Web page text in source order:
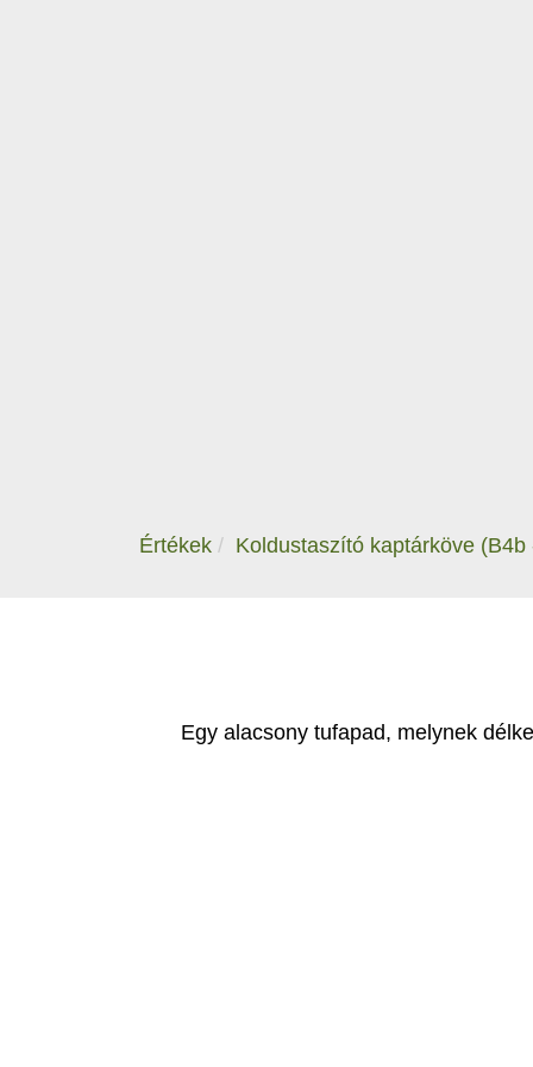
Értékek Koldustaszító kaptárköve
Egy alacsony tufapad, melynek